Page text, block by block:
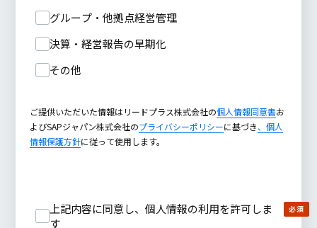
グループ・他拠点経営管理
決算・経営報告の早期化
その他
ご提供いただいた情報はリードプラス株式会社の個人情報同意書お
よびSAPジャパン株式会社のプライバシーポリシーに基づき、個人
情報保護方針に従って使用します。
上記内容に同意し、個人情報の利用を許可しま
す